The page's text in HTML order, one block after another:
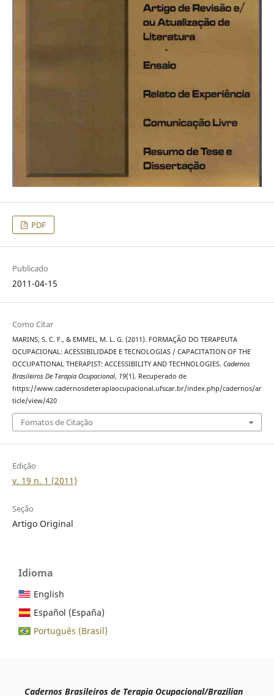
PDF
Publicado
2011-04-15
Como Citar
MARINS, S. C. F., & EMMEL, M. L. G. (2011). FORMAÇÃO DO TERAPEUTA
OCUPACIONAL: ACESSIBILIDADE E TECNOLOGIAS / CAPACITATION OF THE
OCCUPATIONAL THERAPIST: ACCESSIBILITY AND TECHNOLOGIES. Cadernos
Brasileiros De Terapia Ocupacional, 19(1). Recuperado de
https://www.cadernosdeterapiaocupacional.ufscar.br/index.php/cadernos/ar
ticle/view/420
Fomatos de Citação
Edição
v. 19 n. 1 (2011)
Seção
Artigo Original
Idioma
English
Español (España)
Português (Brasil)
Cadernos Brasileiros de Terapia Ocupacional/Brazilian